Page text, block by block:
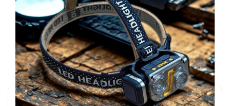
Домашна употреба и работилници
Четене и настолна светлина
Аварийни и спасителни ситуации
ВИЖ И ДРУГИТЕ РАЗМЕРИ ТУК: